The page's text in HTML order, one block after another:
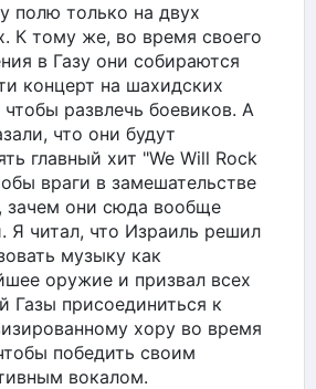
полю только на двух
К тому же, во время своего
в Газу они собираются
концерт на шахидских
чтобы развлечь боевиков. А
что они будут
главный хит "We Will Rock
враги в замешательстве
зачем они сюда вообще
Я читал, что Израиль решил
музыку как
оружие и призвал всех
Газы присоединиться к
хору во время
победить своим
вокалом.